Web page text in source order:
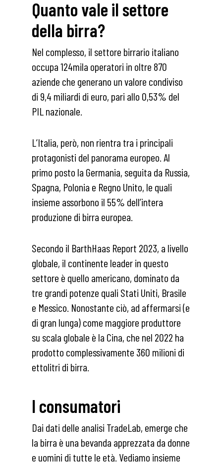
Quanto vale il settore
della birra?
Nel complesso, il settore birrario italiano
occupa 124mila operatori in oltre 870
aziende che generano un valore condiviso
di 9,4 miliardi di euro, pari allo 0,53% del
PIL nazionale.
L’Italia, però, non rientra tra i principali
protagonisti del panorama europeo. Al
primo posto la Germania, seguita da Russia,
Spagna, Polonia e Regno Unito, le quali
insieme assorbono il 55% dell’intera
produzione di birra europea.
Secondo il BarthHaas Report 2023, a livello
globale, il continente leader in questo
settore è quello americano, dominato da
tre grandi potenze quali Stati Uniti, Brasile
e Messico. Nonostante ciò, ad affermarsi (e
di gran lunga) come maggiore produttore
su scala globale è la Cina, che nel 2022 ha
prodotto complessivamente 360 milioni di
ettolitri di birra.
I consumatori
Dai dati delle analisi TradeLab, emerge che
la birra è una bevanda apprezzata da donne
e uomini di tutte le età. Vediamo insieme